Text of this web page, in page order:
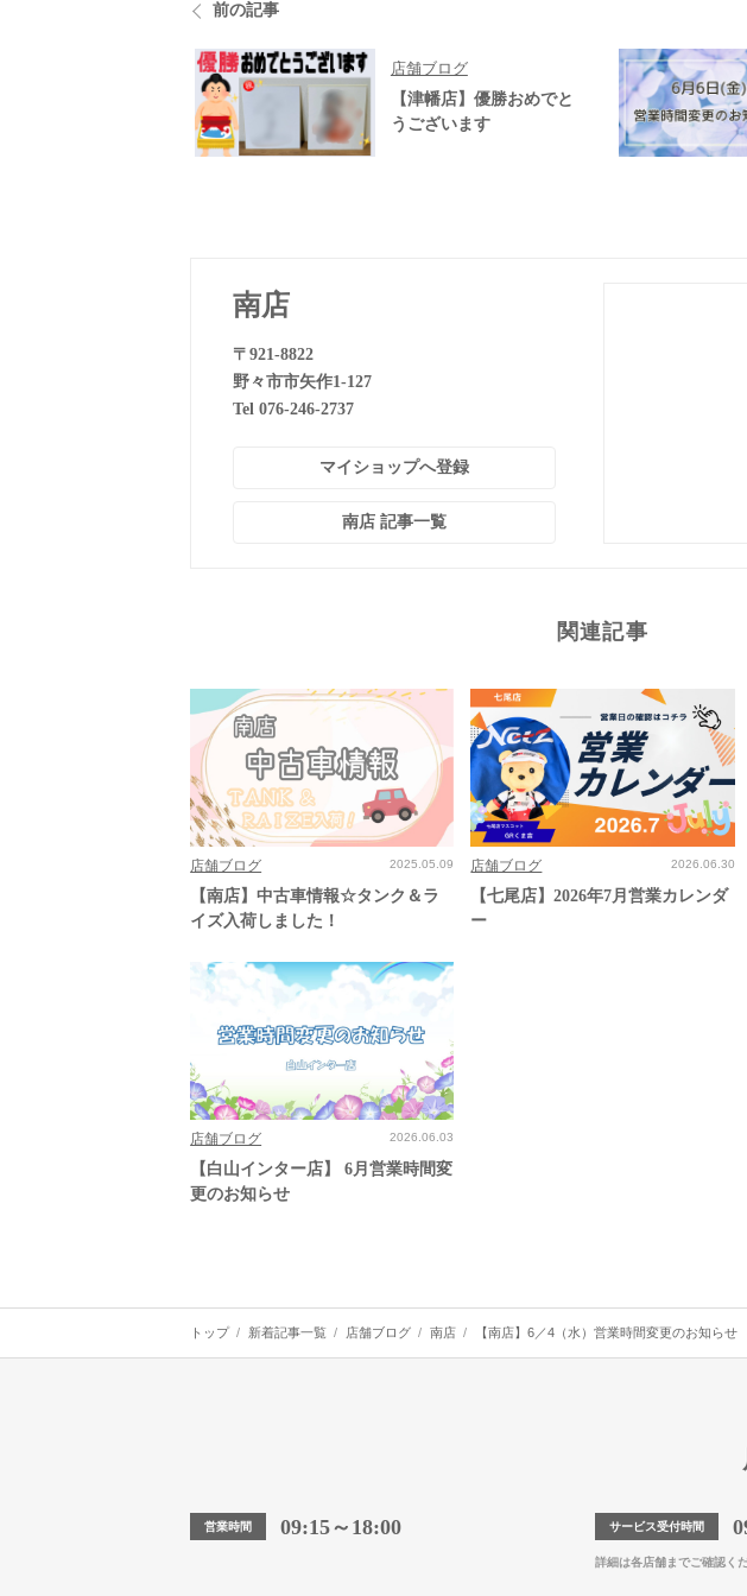
前の記事
店舗ブログ
【津幡店】優勝おめでと
うございます
南店
〒921-8822
野々市市矢作1-127
Tel 076-246-2737
マイショップへ登録
南店 記事一覧
関連記事
店舗ブログ 2025.05.09
【南店】中古車情報☆タンク＆ラ
イズ入荷しました！
店舗ブログ 2026.06.30
【七尾店】2026年7月営業カレンダ
ー
店舗ブログ 2026.06.03
【白山インター店】 6月営業時間変
更のお知らせ
トップ 新着記事一覧 店舗ブログ 南店 【南店】6／4（水）営業時間変更のお知らせ
営業時間 09:15～18:00 サービス受付時間
詳細は各店舗までご確認くだ